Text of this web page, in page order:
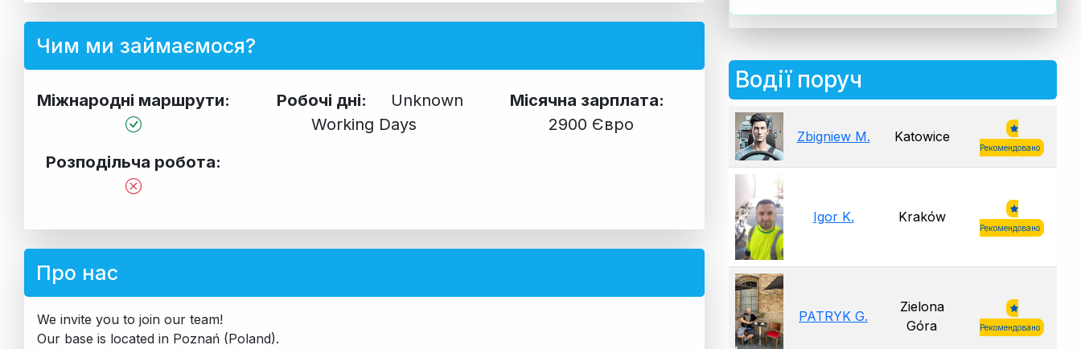
Чим ми займаємося?
Міжнародні маршрути:
Розподільча робота:
Робочі дні:
Unknown
Working Days
Місячна зарплата:
2900 Євро
Про нас
We invite you to join our team!
Our base is located in Poznań (Poland).
Водії поруч
Zbigniew M. Katowice
Рекомендовано
Igor K. Kraków
Рекомендовано
PATRYK G.
Zielona
Góra
Рекомендовано